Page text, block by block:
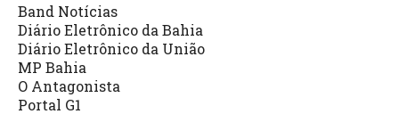
Band Notícias
Diário Eletrônico da Bahia
Diário Eletrônico da União
MP Bahia
O Antagonista
Portal G1